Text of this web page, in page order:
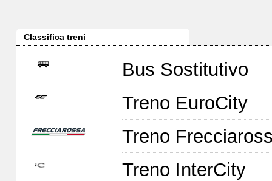
Classifica treni
Bus Sostitutivo
Treno EuroCity
Treno
Treno InterCity